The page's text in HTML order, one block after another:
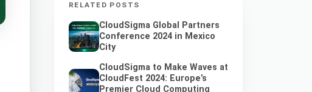
RELATED POSTS
CloudSigma Global Partners
Conference 2024 in Mexico
City
CloudSigma to Make Waves at
CloudFest 2024: Europe’s
Premier Cloud Computing